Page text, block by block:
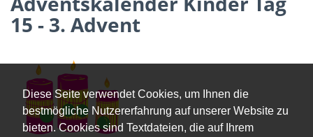
Diese Seite verwendet Cookies, um Ihnen die
bestmögliche Nutzererfahrung auf unserer Website zu
bieten. Cookies sind Textdateien, die auf Ihrem
15 - 3. Advent